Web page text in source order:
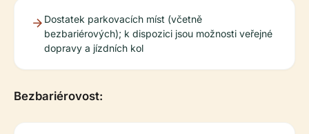
Dostatek parkovacích míst (včetně
bezbariérových); k dispozici jsou možnosti veřejné
dopravy a jízdních kol
Bezbariérovost: